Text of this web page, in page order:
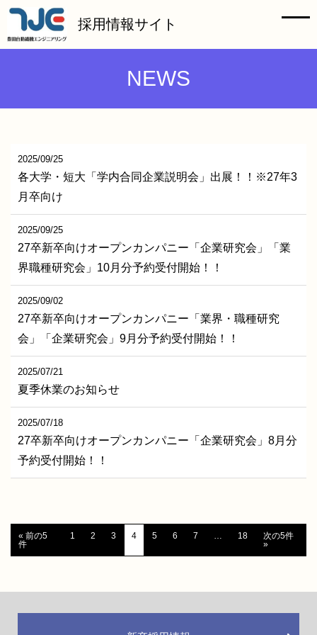
採用情報サイト
HOME
組織を知る
社員インタビュー
教育制度・キャリアステップ
お仕事Q&A
従業員ページ
新卒採用情報
NEWS
2025/09/25
各大学・短大「学内合同企業説明会」出展！！※27年3
月卒向け
2025/09/25
27卒新卒向けオープンカンパニー「企業研究会」「業
界職種研究会」10月分予約受付開始！！
2025/09/02
27卒新卒向けオープンカンパニー「業界・職種研究
会」「企業研究会」9月分予約受付開始！！
2025/07/21
夏季休業のお知らせ
2025/07/18
27卒新卒向けオープンカンパニー「企業研究会」8月分
予約受付開始！！
« 前の5
件
1 2 3 4 5 6 7 18
次の5件
»